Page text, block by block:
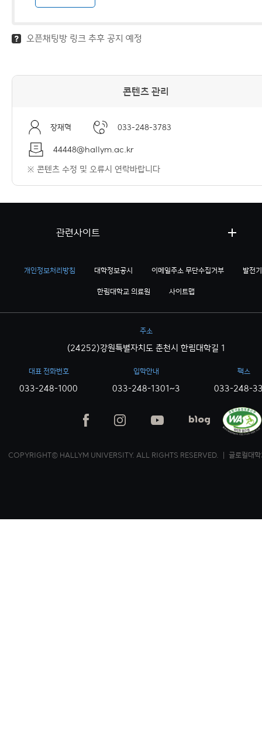
오픈채팅방 링크 추후 공지 예정
콘텐츠 관리
장재혁 033-248-3783
44448@hallym.ac.kr
※ 콘텐츠 수정 및 오류시 연락바랍니다
개인정보처리방침 대학정보공시 이메일주소 무단수집거부 발전
한림대학교 의료원 사이트맵
관련사이트
주소
(24252)강원특별자치도 춘천시 한림대학길 1
대표 전화번호
033-248-1000
입학안내
033-248-1301~3
팩스
033-248-
COPYRIGHT© HALLYM UNIVERSITY. ALL RIGHTS RESERVED. ｜ 글로컬대